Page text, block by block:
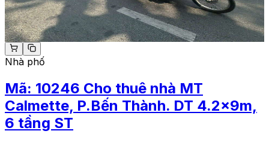
Nhà phố
Mã: 10246 Cho thuê nhà MT
Calmette, P.Bến Thành. DT 4.2x9m,
6 tầng ST